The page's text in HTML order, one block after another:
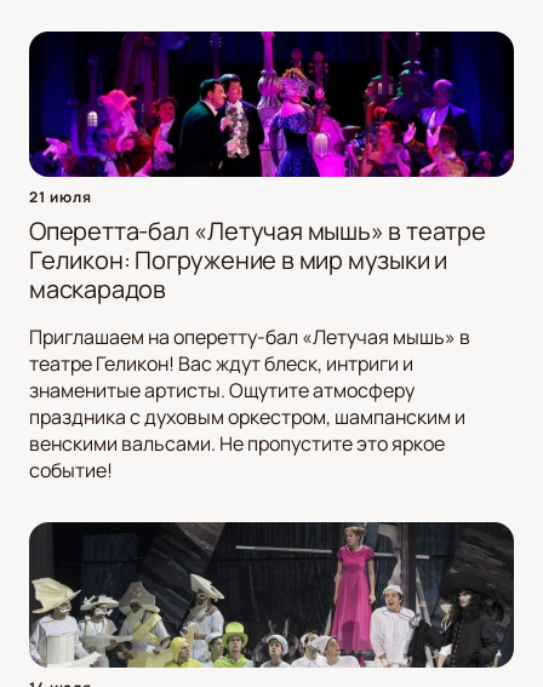
21 июля
Оперетта-бал «Летучая мышь» в театре
Геликон: Погружение в мир музыки и
маскарадов
Приглашаем на оперетту-бал «Летучая мышь» в
театре Геликон! Вас ждут блеск, интриги и
знаменитые артисты. Ощутите атмосферу
праздника с духовым оркестром, шампанским и
венскими вальсами. Не пропустите это яркое
событие!